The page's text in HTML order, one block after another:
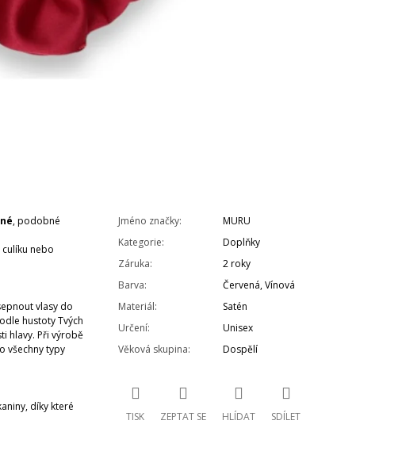
, podobné
nebo
vlasy do
hustoty Tvých
hlavy. Při výrobě
všechny typy
díky které
Jméno značky:
MURU
Kategorie:
Doplňky
Záruka:
2 roky
Barva: Červená,Vínová
Materiál:
Satén
Určení:
Unisex
Věková skupina: Dospělí
TISK ZEPTAT SE HLÍDAT SDÍLET